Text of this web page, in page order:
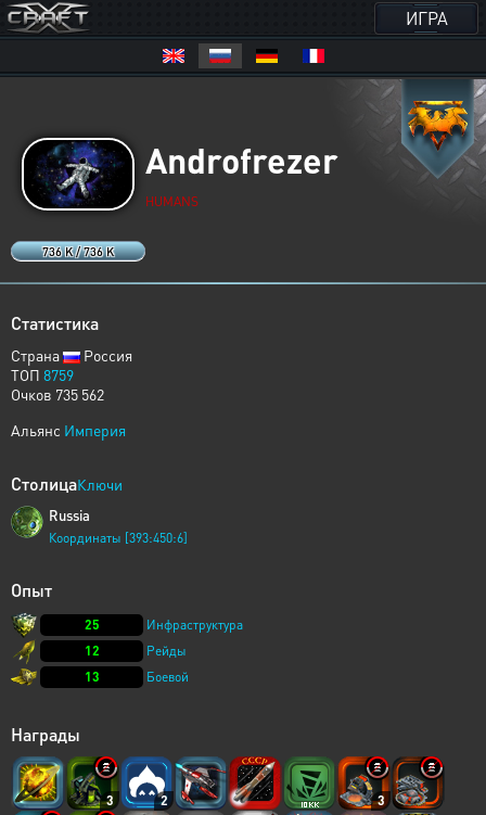
ИГРА
736 K / 736 K
Androfrezer
HUMANS
Статистика
Страна
Россия
ТОП 8759
Очков 735 562
Альянс Империя
СтолицаКлючи
Russia
Координаты [393:450:6]
Опыт
25
Инфраструктура
12
Рейды
13
Боевой
Награды
3 2 3